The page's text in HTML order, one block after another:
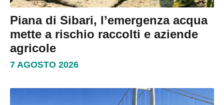
Piana di Sibari, l’emergenza acqua
mette a rischio raccolti e aziende
agricole
7 AGOSTO 2026